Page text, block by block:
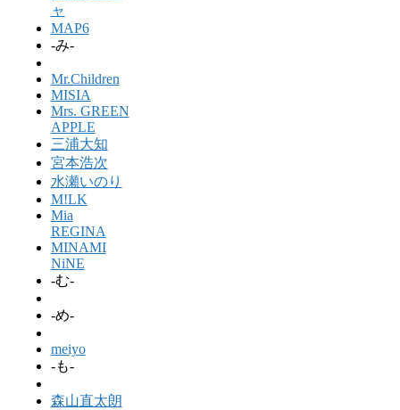
ャ
MAP6
-み-
Mr.Children
MISIA
Mrs. GREEN
APPLE
三浦大知
宮本浩次
水瀬いのり
M!LK
Mia
REGINA
MINAMI
NiNE
-む-
-め-
meiyo
-も-
森山直太朗